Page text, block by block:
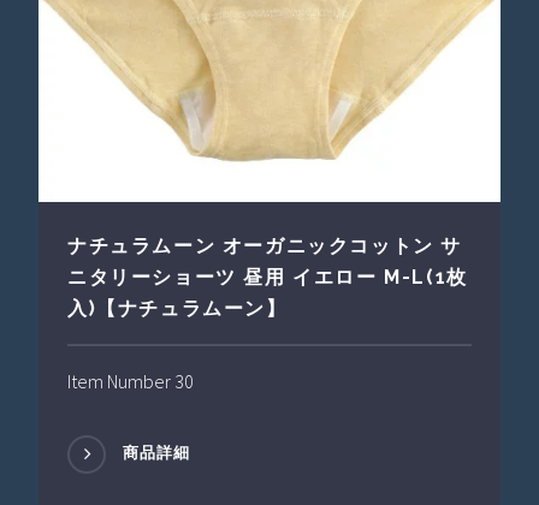
ナチュラムーン オーガニックコットン サ
ニタリーショーツ 昼用 イエロー M-L(1枚
入)【ナチュラムーン】
Item Number 30
商品詳細